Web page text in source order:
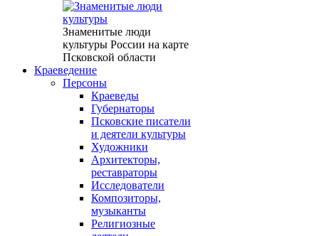
Знаменитые люди
культуры России на карте
Псковской области
Краеведение
Персоны
Краеведы
Губернаторы
Псковские писатели
и деятели культуры
Художники
Архитекторы,
реставраторы
Исследователи
Композиторы,
музыканты
Религиозные